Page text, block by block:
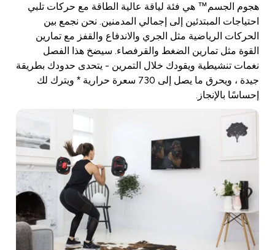
هجوم الجسم™ هي فئة لياقة عالية الطاقة مع حركات تلبي
احتياجات المبتدئين إلى إجمالي المدمنين. نحن نجمع بين
الحركات الرياضية مثل الجري والاندفاع والقفز مع تمارين
القوة مثل تمارين الضغط والقرفصاء. سيضخ هذا الفصل
نغمات تنشيطية ويقودك خلال التمرين - يتحدى حدودك بطريقة
جيدة ، ويحرق ما يصل إلى 730 سعرة حرارية * ويترك لك
إحساسًا بالإنجاز.